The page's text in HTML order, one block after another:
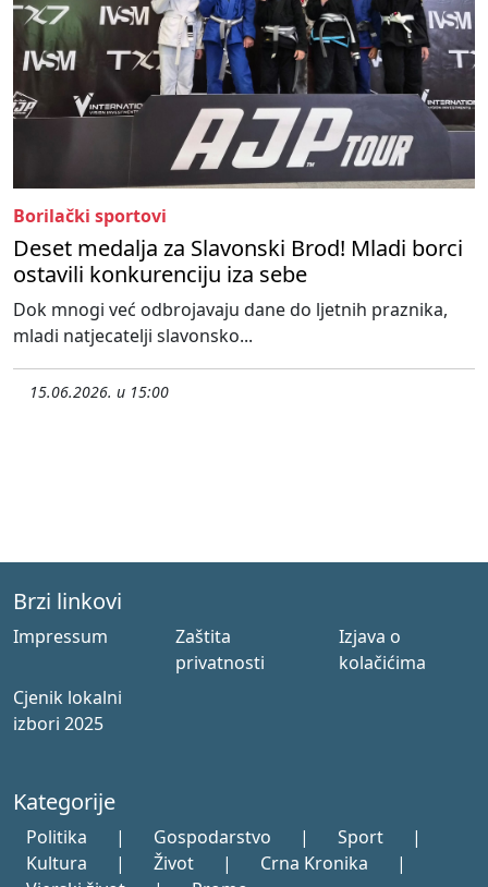
Borilački sportovi
Deset medalja za Slavonski Brod! Mladi borci
ostavili konkurenciju iza sebe
Dok mnogi već odbrojavaju dane do ljetnih praznika,
mladi natjecatelji slavonsko...
15.06.2026. u 15:00
Brzi linkovi
Impressum
Zaštita
privatnosti
Izjava o
kolačićima
Cjenik lokalni
izbori 2025
Kategorije
Politika | Gospodarstvo | Sport
|
Kultura
| Život | Crna Kronika
|